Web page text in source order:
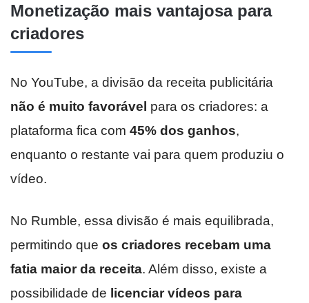
Monetização mais vantajosa para
criadores
No YouTube, a divisão da receita publicitária
não é muito favorável para os criadores: a
plataforma fica com 45% dos ganhos,
enquanto o restante vai para quem produziu o
vídeo.
No Rumble, essa divisão é mais equilibrada,
permitindo que os criadores recebam uma
fatia maior da receita. Além disso, existe a
possibilidade de licenciar vídeos para